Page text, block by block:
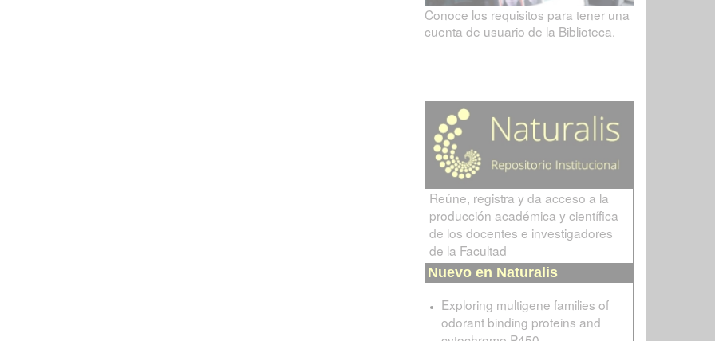
Conoce los requisitos para tener una
cuenta de usuario de la Biblioteca.
Reúne, registra y da acceso a la
producción académica y científica
de los docentes e investigadores
de la Facultad
Nuevo en Naturalis
Exploring multigene families of
odorant binding proteins and